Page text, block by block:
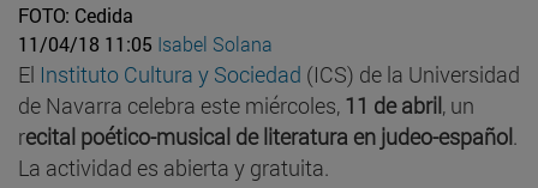
FOTO: Cedida
11/04/18 11:05 Isabel Solana
El Instituto Cultura y Sociedad (ICS) de la Universidad
de Navarra celebra este miércoles, 11 de abril, un
recital poético-musical de literatura en judeo-español.
La actividad es abierta y gratuita.